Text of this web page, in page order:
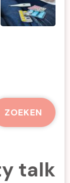
ZOEKEN
talk